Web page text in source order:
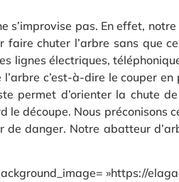
s’improvise pas. En effet,
chuter l’arbre sans que
lignes électriques,
c’est-à-dire le couper
permet d’orienter la chute
découpe. Nous préconisons
de danger. Notre abatteur
»https://